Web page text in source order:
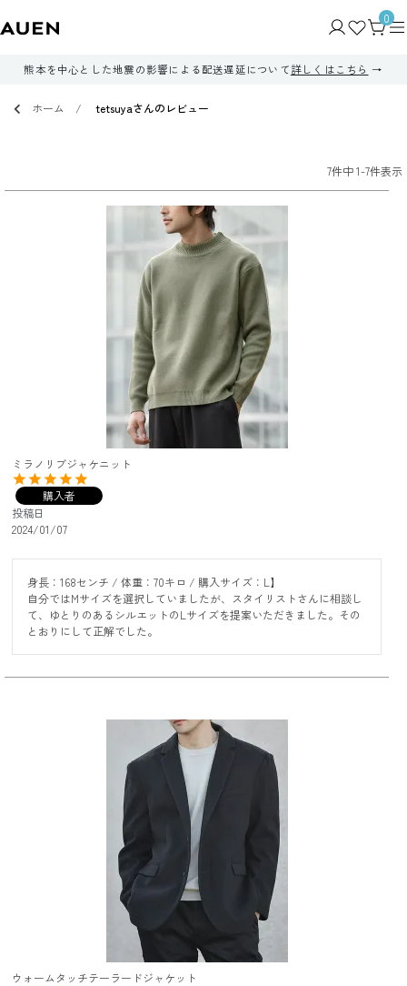
0
熊本を中心とした地震の影響による配送遅延について詳しくはこちら
ホーム tetsuyaさんのレビュー
7件中1-7件表示
ミラノリブジャケニット
購入者
投稿日
2024/01/07
身長：168センチ / 体重：70キロ / 購入サイズ：L】
自分ではMサイズを選択していましたが、スタイリストさんに相談し
て、ゆとりのあるシルエットのLサイズを提案いただきました。その
とおりにして正解でした。
ウォームタッチテーラードジャケット